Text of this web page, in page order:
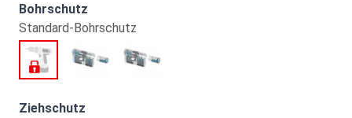
Bohrschutz
Standard-Bohrschutz
Ziehschutz